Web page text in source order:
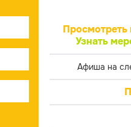
Просмотреть
Узнать
Афиша на